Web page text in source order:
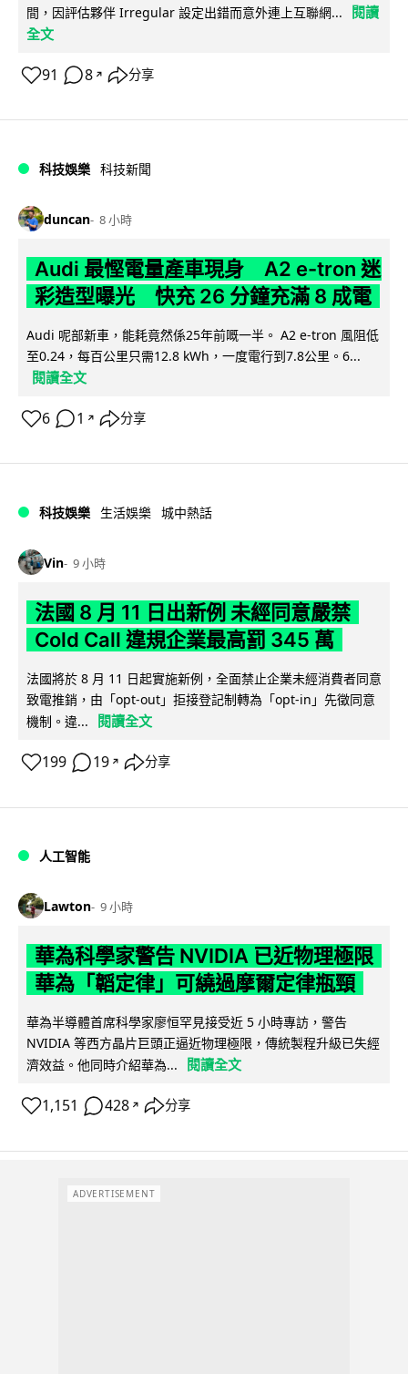
間，因評估夥伴 Irregular 設定出錯而意外連上互聯網...
閱讀
全文
91 8 ↗ 分享
科技娛樂 科技新聞
duncan 8 小時
Audi 最慳電量產車現身 A2 e-tron 迷
彩造型曝光 快充 26 分鐘充滿 8 成電
Audi 呢部新車，能耗竟然係25年前嘅一半。 A2 e-tron 風阻低
至0.24，每百公里只需12.8 kWh，一度電行到7.8公里。6...
閱讀全文
6 1 ↗ 分享
科技娛樂 生活娛樂 城中熱話
Vin 9 小時
法國 8 月 11 日出新例 未經同意嚴禁
Cold Call 違規企業最高罰 345 萬
法國將於 8 月 11 日起實施新例，全面禁止企業未經消費者同意
致電推銷，由「opt-out」拒接登記制轉為「opt-in」先徵同意
機制。違...
閱讀全文
199 19 ↗ 分享
人工智能
Lawton 9 小時
華為科學家警告 NVIDIA 已近物理極限
華為「韜定律」可繞過摩爾定律瓶頸
華為半導體首席科學家廖恒罕見接受近 5 小時專訪，警告
NVIDIA 等西方晶片巨頭正逼近物理極限，傳統製程升級已失經
濟效益。他同時介紹華為...
閱讀全文
1,151 428 ↗ 分享
ADVERTISEMENT